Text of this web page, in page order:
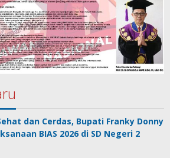
dan Cerdas, Bupati Franky Donny
BIAS 2026 di SD Negeri 2